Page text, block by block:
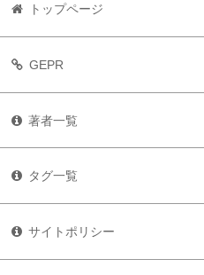
トップページ
GEPR
著者一覧
タグ一覧
サイトポリシー